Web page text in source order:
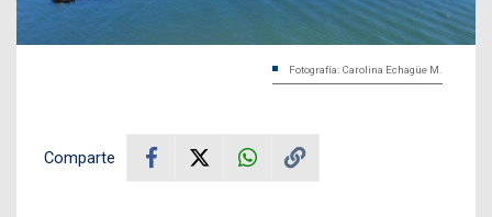
Fotografía: Carolina Echagüe M.
Comparte